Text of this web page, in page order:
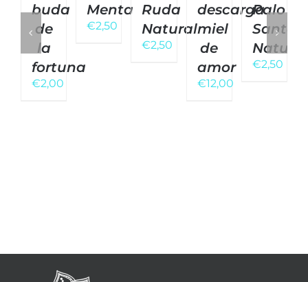
buda
de
la
fortuna
€2,00
Menta
€2,50
Ruda
Natural
€2,50
descarga
miel
de
amor
€12,00
Palo
Santo
Natural
€2,50